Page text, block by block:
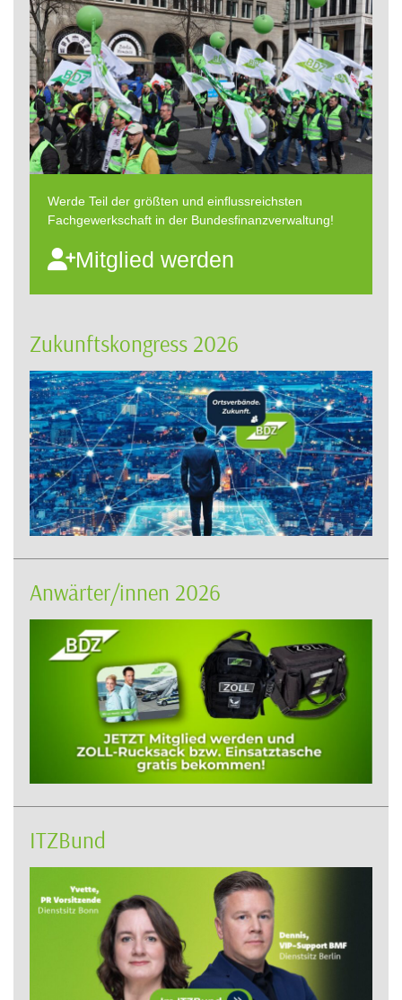
Werde Teil der größten und einflussreichsten
Fachgewerkschaft in der Bundesfinanzverwaltung!
Mitglied werden
Zukunftskongress 2026
Anwärter/innen 2026
ITZBund